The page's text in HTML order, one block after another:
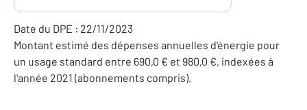
Date du DPE : 22/11/2023
Montant estimé des dépenses annuelles d'énergie pour
un usage standard entre 690,0 € et 980,0 €, indexées à
l'année 2021 (abonnements compris).